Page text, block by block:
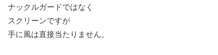
ナックルガードではなく
スクリーンですが
手に風は直接当たりません。